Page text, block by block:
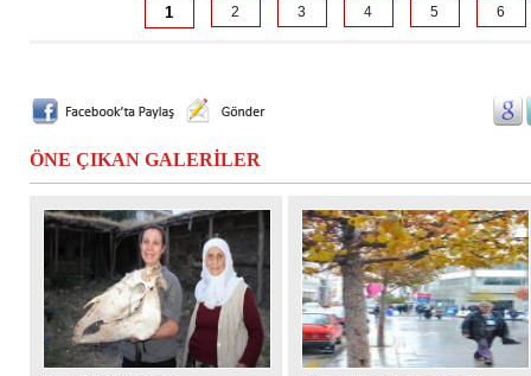
1 2 3 4 5 6
ÖNE ÇIKAN GALERİLER